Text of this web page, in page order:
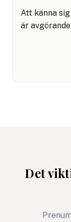
Att känna
är
med sina
Det